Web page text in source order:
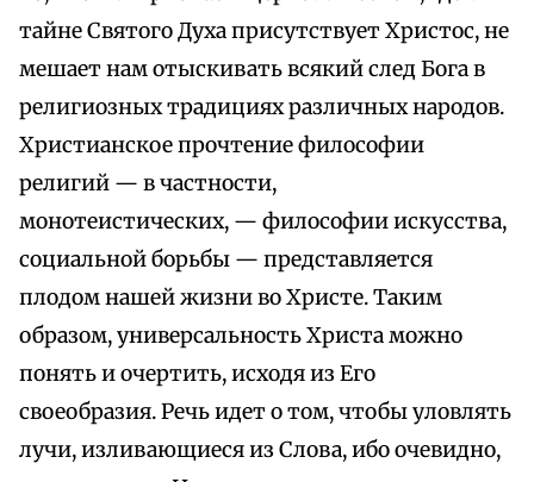
тайне Святого Духа присутствует Христос, не
мешает нам отыскивать всякий след Бога в
религиозных традициях различных народов.
Христианское прочтение философии
религий — в частности,
монотеистических, — философии искусства,
социальной борьбы — представляется
плодом нашей жизни во Христе. Таким
образом, универсальность Христа можно
понять и очертить, исходя из Его
своеобразия. Речь идет о том, чтобы уловлять
лучи, изливающиеся из Слова, ибо очевидно,